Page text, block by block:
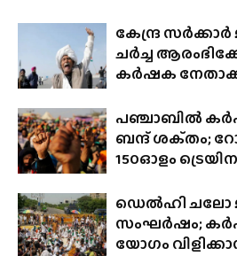
കേന്ദ്ര
ചർച്ച
കർഷക
പഞ്ചാബിൽ
ബന്ദ് ശക്‌തം;
150ഓളം
ഡെൽഹി ചലോ
സംഘർഷം;
യോഗം